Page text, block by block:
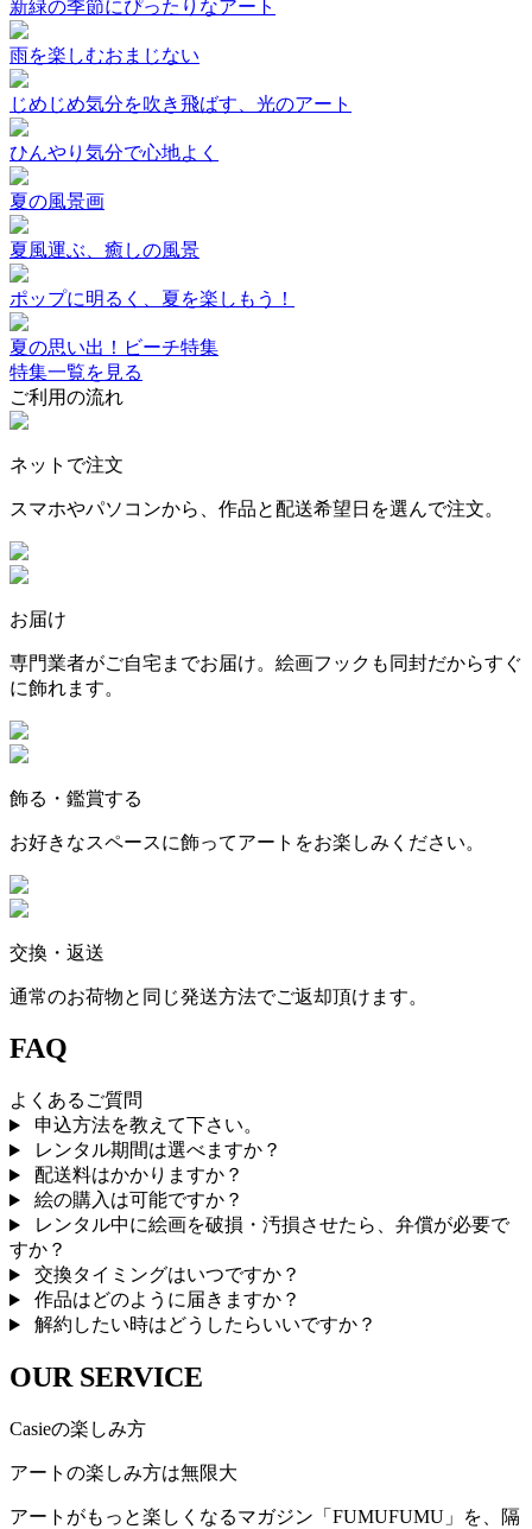
新緑の季節にぴったりなアート
雨を楽しむおまじない
じめじめ気分を吹き飛ばす、光のアート
ひんやり気分で心地よく
夏の風景画
夏風運ぶ、癒しの風景
ポップに明るく、夏を楽しもう！
夏の思い出！ビーチ特集
特集一覧を見る
ご利用の流れ
ネットで注文
スマホやパソコンから、作品と配送希望日を選んで注文。
お届け
専門業者がご自宅までお届け。絵画フックも同封だからすぐ
に飾れます。
飾る・鑑賞する
お好きなスペースに飾ってアートをお楽しみください。
交換・返送
通常のお荷物と同じ発送方法でご返却頂けます。
FAQ
よくあるご質問
申込方法を教えて下さい。
レンタル期間は選べますか？
配送料はかかりますか？
絵の購入は可能ですか？
レンタル中に絵画を破損・汚損させたら、弁償が必要で
すか？
交換タイミングはいつですか？
作品はどのように届きますか？
解約したい時はどうしたらいいですか？
OUR SERVICE
Casieの楽しみ方
アートの楽しみ方は無限大
アートがもっと楽しくなるマガジン「FUMUFUMU」を、隔